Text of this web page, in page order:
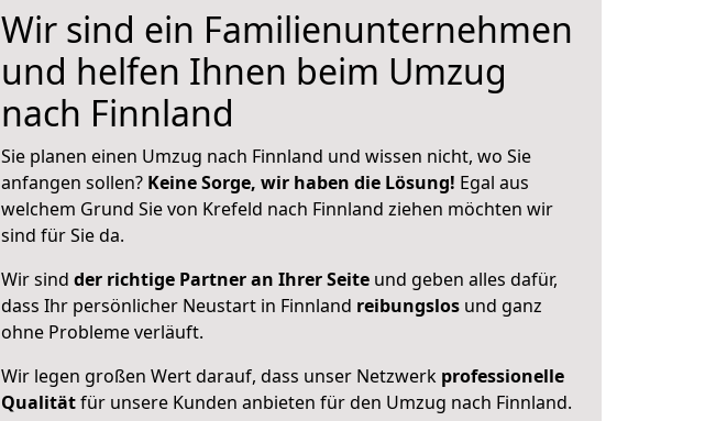
Wir sind ein Familienunternehmen
und helfen Ihnen beim Umzug
nach Finnland
Sie planen einen Umzug nach Finnland und wissen nicht, wo Sie
anfangen sollen? Keine Sorge, wir haben die Lösung! Egal aus
welchem Grund Sie von Krefeld nach Finnland ziehen möchten wir
sind für Sie da.
Wir sind der richtige Partner an Ihrer Seite und geben alles dafür,
dass Ihr persönlicher Neustart in Finnland reibungslos und ganz
ohne Probleme verläuft.
Wir legen großen Wert darauf, dass unser Netzwerk professionelle
Qualitätfür unsere Kunden anbieten für den Umzug nach Finnland.